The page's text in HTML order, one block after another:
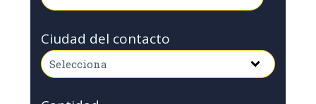
Ciudad del contacto